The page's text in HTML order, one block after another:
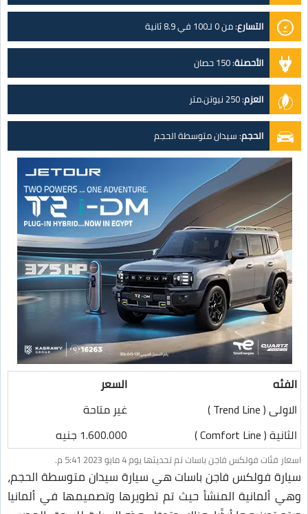
التسارع:من 0 لـ100 في 8.9 ثانية
الأحصنة:150 حصان
العزم:250 نيوتن.متر
الحجم:سيدان متوسطة الحجم
الفئه
السعر
الاولى ( Trend Line )
غير متاحة
الثانية ( Comfort Line )
1.600.000 جنيه
اسعار فئات فولكس فاجن باسات تم تحديثها يوم 4 مايو 2023 5:41 م.
سيارة فولكس فاجن باسات هي سيارة سيدان متوسطة الحجم،
وهي ألمانية المنشأ حيث تم تطويرها وتصميمها في ألمانيا